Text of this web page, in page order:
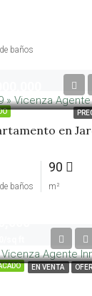
baños
en
baños
90
m²
EN VENTA